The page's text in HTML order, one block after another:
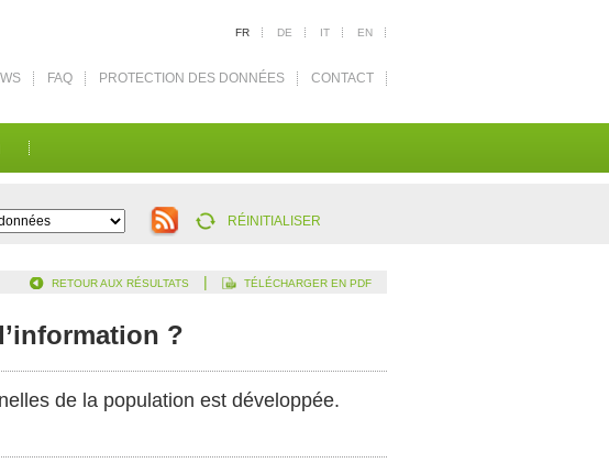
FR DE IT EN
FAQ PROTECTION DES DONNÉES CONTACT
RÉINITIALISER
RETOUR AUX RÉSULTATS | TÉLÉCHARGER EN PDF
?
de la population est développée.